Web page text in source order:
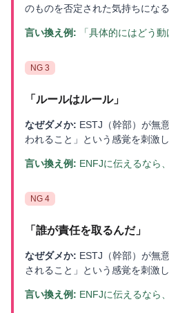
のものを否定された気持ちになる
言い換え例: 「具体的にはどう
NG 3
「 ルールはルール」
なぜダメか: ESTJ（幹部）が無
われること」という感覚を刺激
言い換え例: ENFJに伝えるなら
NG 4
「 誰が責任を取るんだ」
なぜダメか: ESTJ（幹部）が無
されること」という感覚を刺激
言い換え例: ENFJに伝えるなら